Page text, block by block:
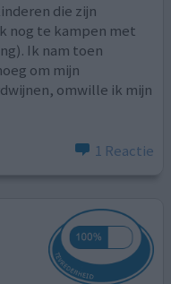
die zijn
nog te kampen met
Ik nam toen
om mijn
omwille ik mijn
1 Reactie